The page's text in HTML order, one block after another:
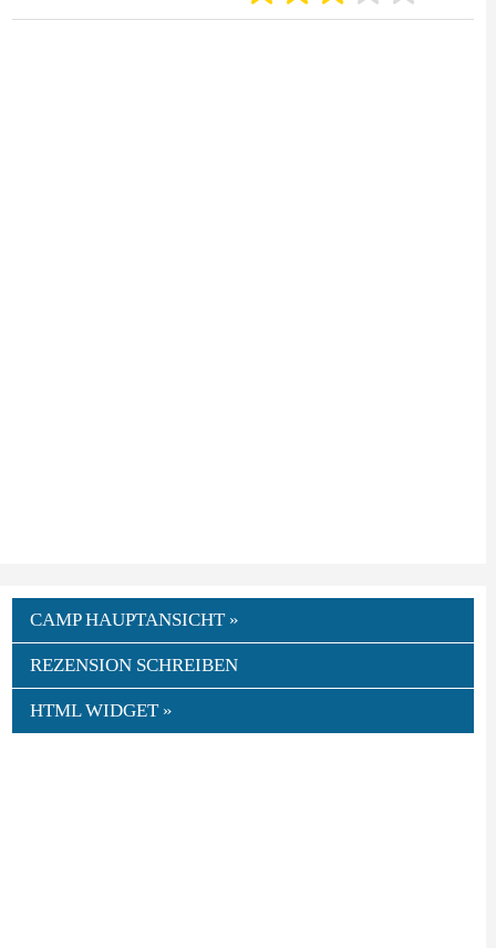
CAMP HAUPTANSICHT »
REZENSION SCHREIBEN
HTML WIDGET »